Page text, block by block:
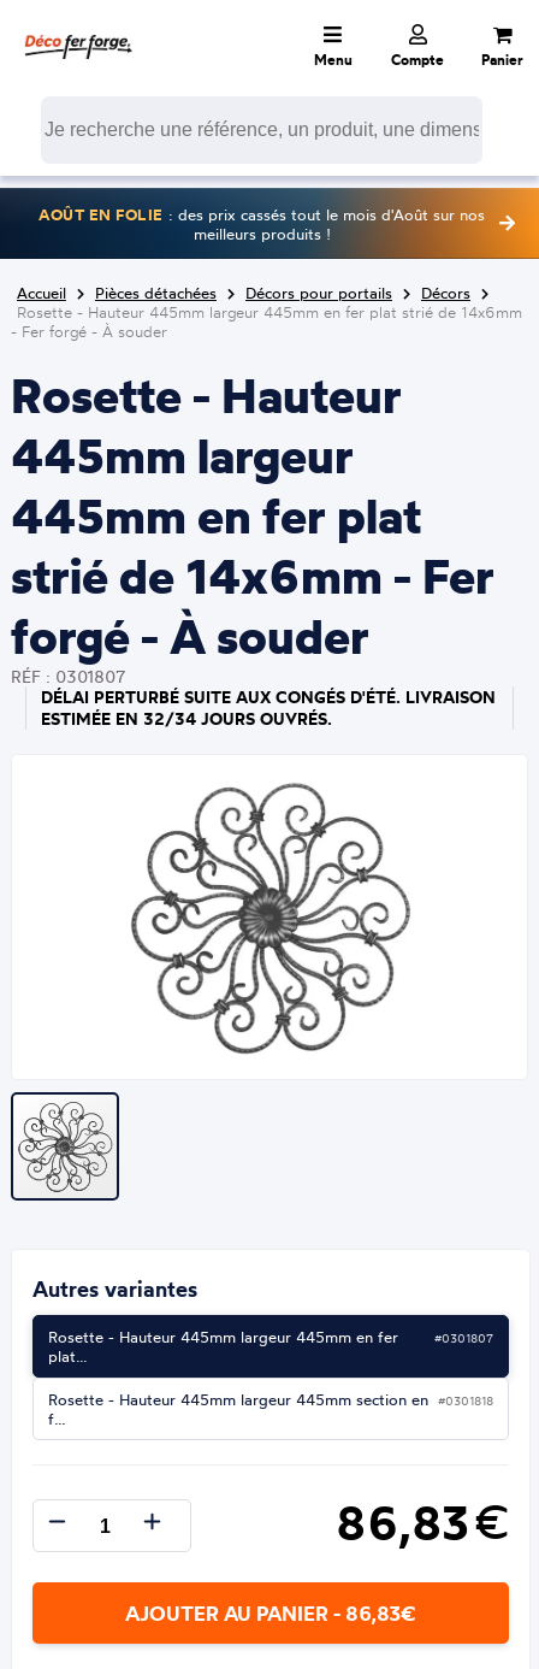
Menu Compte Panier
AOÛT EN FOLIE : des prix cassés tout le mois d'Août sur nos
meilleurs produits !
Accueil Pièces détachées Décors pour portails
Décors
Rosette - Hauteur 445mm largeur 445mm en fer plat strié de 14x6mm
- Fer forgé - À souder
Rosette - Hauteur
445mm largeur
445mm en fer plat
strié de 14x6mm - Fer
forgé - À souder
RÉF : 0301807
DÉLAI PERTURBÉ SUITE AUX CONGÉS D'ÉTÉ. LIVRAISON
ESTIMÉE EN 32/34 JOURS OUVRÉS.
Autres variantes
Rosette - Hauteur 445mm largeur 445mm en fer
plat…
#0301807
Rosette - Hauteur 445mm largeur 445mm section en
f…
#0301818
86,83€
AJOUTER AU PANIER - 86,83€